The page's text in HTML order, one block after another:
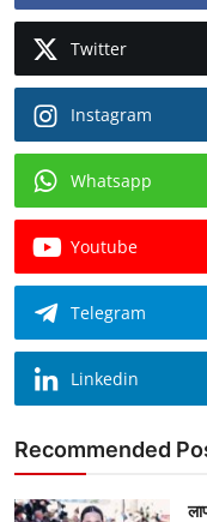
Twitter
Instagram
Whatsapp
Youtube
Telegram
Linkedin
Recommended